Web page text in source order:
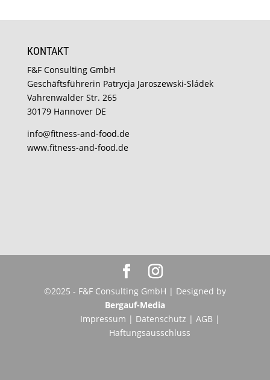
KONTAKT
F&F Consulting GmbH
Geschäftsführerin Patrycja Jaroszewski-Sládek
Vahrenwalder Str. 265
30179 Hannover DE
info@fitness-and-food.de
www.fitness-and-food.de
©2025 - F&F Consulting GmbH | Designed by
Bergauf-Media
Impressum | Datenschutz | AGB |
Haftungsausschluss